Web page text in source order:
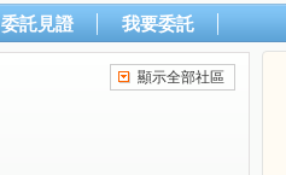
委託見證 我要委託
顯示全部社區